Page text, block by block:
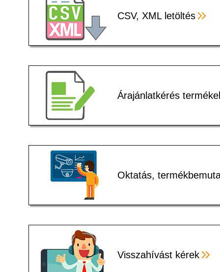
CSV, XML letöltés
Árajánlatkérés
Oktatás,
Visszahívást kérek